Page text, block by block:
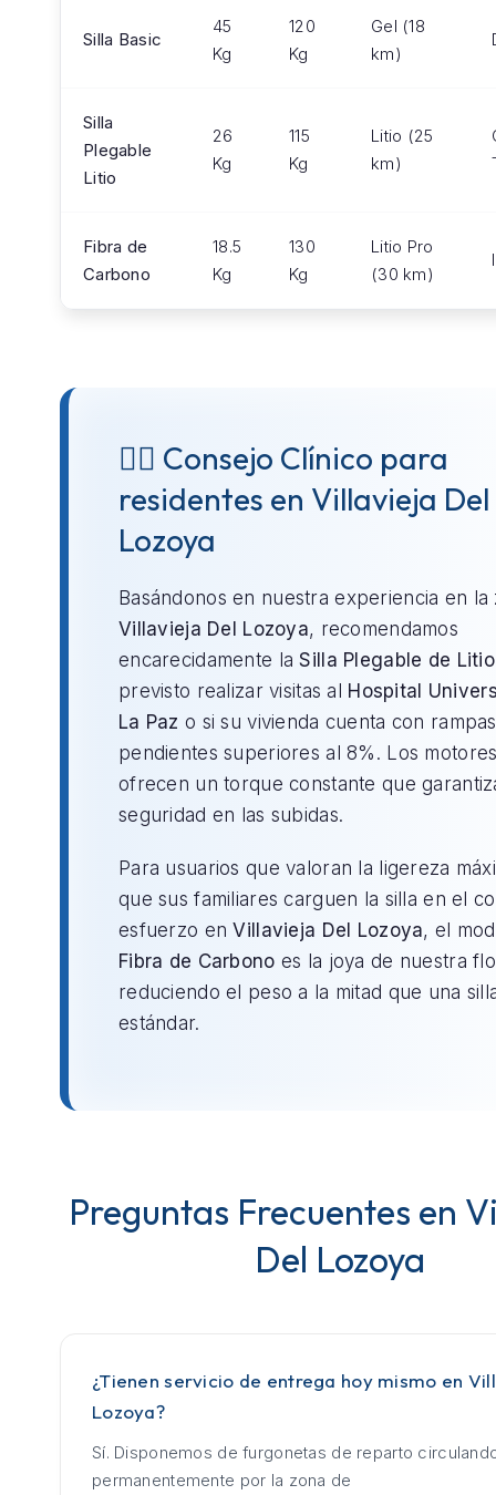
Silla Basic
45
Kg
120
Kg
Gel (18
km)
Silla
Plegable
Litio
26
Kg
115
Kg
Litio (25
km)
Fibra de
Carbono
18.5
Kg
130
Kg
Litio Pro
(30 km)
👨‍⚕️ Consejo Clínico para
residentes en Villavieja Del
Lozoya
Basándonos en nuestra experiencia en la
Villavieja Del Lozoya, recomendamos
encarecidamente laSilla Plegable de Litio
previsto realizar visitas al Hospital
La Paz o si su vivienda cuenta con
pendientes superiores al 8%. Los
ofrecen un torque constante que
seguridad en las subidas.
Para usuarios que valoran la ligereza
que sus familiares carguen la silla en el
esfuerzo enVillavieja Del Lozoya, el
Fibra de Carbono es la joya de nuestra
reduciendo el peso a la mitad que una
estándar.
Preguntas Frecuentes en
Del Lozoya
¿Tienen servicio de entrega hoy mismo en
Lozoya?
Sí. Disponemos de furgonetas de reparto
permanentemente por la zona de